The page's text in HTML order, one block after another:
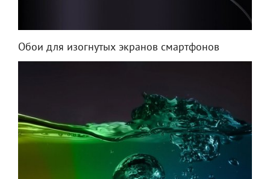
Обои для изогнутых экранов смартфонов